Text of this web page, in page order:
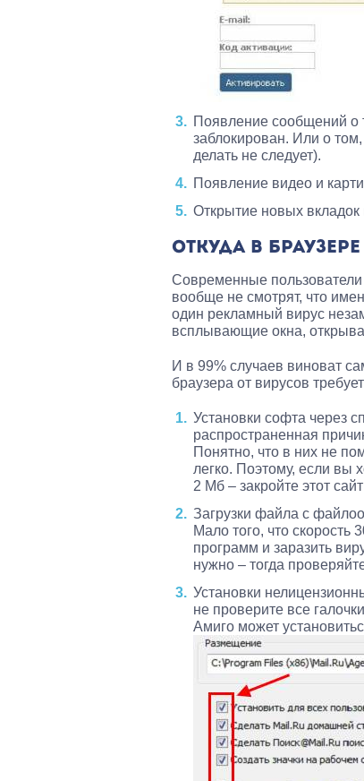
Появление сообщений о
заблокирован. Или о
делать не следует).
Появление видео и
Открытие новых
ОТКУДА В
Современные
вообще не смотрят, что
один рекламный вирус
всплывающие окна,
И в 99% случаев виноват
браузера от вирусов
Установки софта через
распространенная
Понятно, что в них не
легко. Поэтому, если вы
2 Мб – закройте этот
Загрузки файла с
Мало того, что скорость
программ и заразить
нужно – тогда
Установки
не проверите все
Амиго может